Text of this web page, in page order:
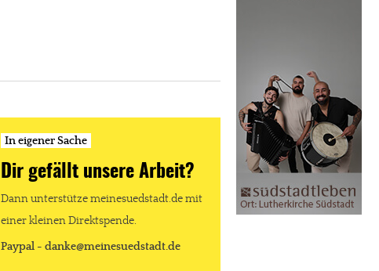
In eigener Sache
Dir gefällt unsere Arbeit?
Dann unterstütze meinesuedstadt.de mit
einer kleinen Direktspende.
Paypal - danke@meinesuedstadt.de